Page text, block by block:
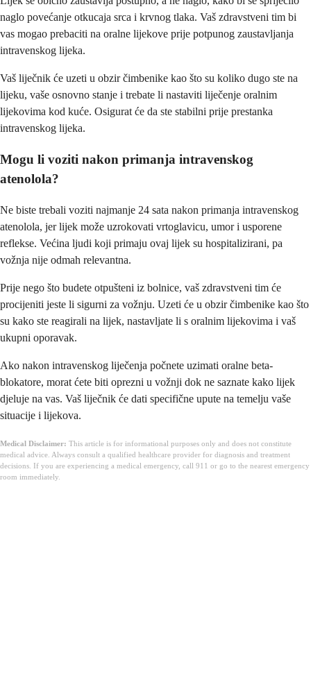
naglo povećanje otkucaja srca i krvnog tlaka. Vaš zdravstveni tim bi
vas mogao prebaciti na oralne lijekove prije potpunog zaustavljanja
intravenskog lijeka.
Vaš liječnik će uzeti u obzir čimbenike kao što su koliko dugo ste na
lijeku, vaše osnovno stanje i trebate li nastaviti liječenje oralnim
lijekovima kod kuće. Osigurat će da ste stabilni prije prestanka
intravenskog lijeka.
Mogu li voziti nakon primanja intravenskog
atenolola?
Ne biste trebali voziti najmanje 24 sata nakon primanja intravenskog
atenolola, jer lijek može uzrokovati vrtoglavicu, umor i usporene
reflekse. Većina ljudi koji primaju ovaj lijek su hospitalizirani, pa
vožnja nije odmah relevantna.
Prije nego što budete otpušteni iz bolnice, vaš zdravstveni tim će
procijeniti jeste li sigurni za vožnju. Uzeti će u obzir čimbenike kao što
su kako ste reagirali na lijek, nastavljate li s oralnim lijekovima i vaš
ukupni oporavak.
Ako nakon intravenskog liječenja počnete uzimati oralne beta-
blokatore, morat ćete biti oprezni u vožnji dok ne saznate kako lijek
djeluje na vas. Vaš liječnik će dati specifične upute na temelju vaše
situacije i lijekova.
Medical Disclaimer: This article is for informational purposes only and does not constitute
medical advice. Always consult a qualified healthcare provider for diagnosis and treatment
decisions. If you are experiencing a medical emergency, call 911 or go to the nearest emergency
room immediately.